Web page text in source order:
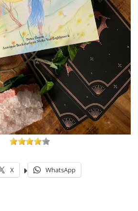
X WhatsApp